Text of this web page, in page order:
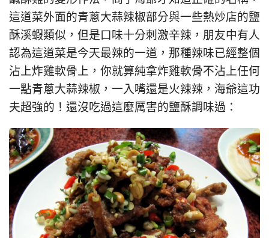
這道菜外面的青蔥大蒜辣椒部分與一些熱炒店的鹽
酥溪蝦類似，但是口味十分刺激辛辣，朋友中有人
認為這道菜是今天最辣的一道，那種辣味已經整個
沾上炸雞軟骨上，你就算純拿炸雞軟骨不沾上任何
一點青蔥大蒜辣椒，一入嘴還是火辣辣，海爺這功
夫超強的！還沒吃過這麼厲害的鹽酥調味過：